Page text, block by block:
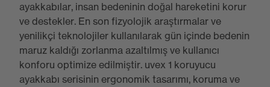
ayakkabılar, insan bedeninin doğal hareketini korur
ve destekler. En son fizyolojik araştırmalar ve
yenilikçi teknolojiler kullanılarak gün içinde bedenin
maruz kaldığı zorlanma azaltılmış ve kullanıcı
konforu optimize edilmiştir. uvex 1 koruyucu
ayakkabı serisinin ergonomik tasarımı, koruma ve